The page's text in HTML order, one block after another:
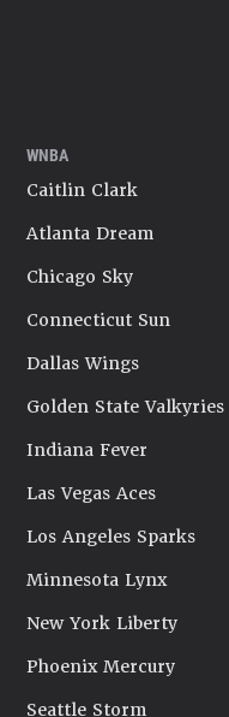
WNBA
Caitlin Clark
Atlanta Dream
Chicago Sky
Connecticut Sun
Dallas Wings
Golden State Valkyries
Indiana Fever
Las Vegas Aces
Los Angeles Sparks
Minnesota Lynx
New York Liberty
Phoenix Mercury
Seattle Storm